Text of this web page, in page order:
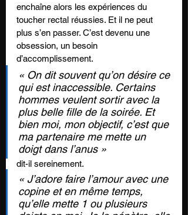
enchaîne alors les expériences du
toucher rectal réussies. Et il ne peut
plus s’en passer. C’est devenu une
obsession, un besoin
d’accomplissement.
« On dit souvent qu’on désire ce
qui est inaccessible. Certains
hommes veulent sortir avec la
plus belle fille de la soirée. Et
bien moi, mon objectif, c’est que
ma partenaire me mette un
doigt dans l’anus »
dit-il sereinement.
« J’adore faire l’amour avec une
copine et en même temps,
qu’elle mette 1 ou plusieurs